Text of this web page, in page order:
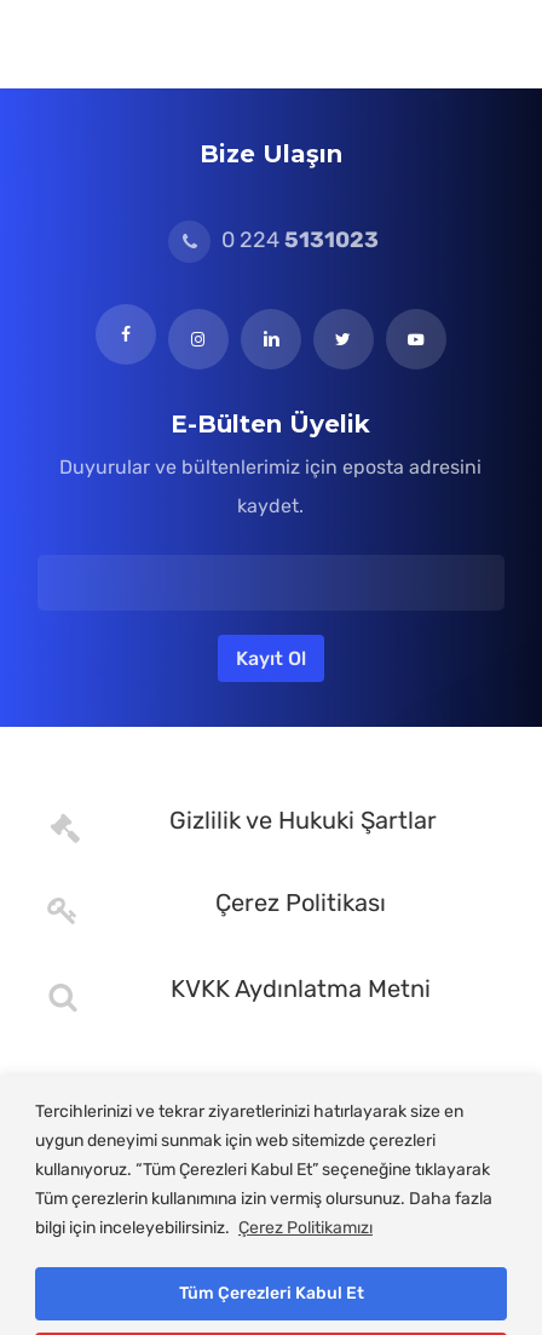
Tercihlerinizi ve tekrar ziyaretlerinizi hatırlayarak size en
uygun deneyimi sunmak için web sitemizde çerezleri
kullanıyoruz. “Tüm Çerezleri Kabul Et” seçeneğine tıklayarak
Tüm çerezlerin kullanımına izin vermiş olursunuz. Daha fazla
bilgi için inceleyebilirsiniz. Çerez Politikamızı
Tüm Çerezleri Kabul Et
Bize Ulaşın
0 2245131023
E-Bülten Üyelik
Duyurular ve bültenlerimiz için eposta adresini
kaydet.
Gizlilik ve Hukuki Şartlar
Çerez Politikası
KVKK Aydınlatma Metni